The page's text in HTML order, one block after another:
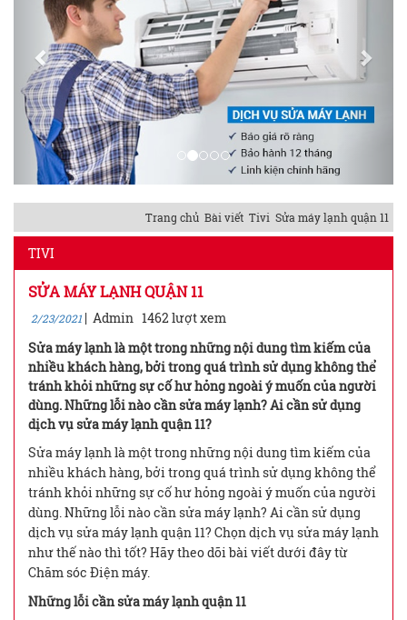
Trang chủ Bài viết Tivi Sửa máy lạnh quận 11
TIVI
SỬA MÁY LẠNH QUẬN 11
2/23/2021 | Admin 1462 lượt xem
Sửa máy lạnh là một trong những nội dung tìm kiếm của
nhiều khách hàng, bởi trong quá trình sử dụng không thể
tránh khỏi những sự cố hư hỏng ngoài ý muốn của người
dùng. Những lỗi nào cần sửa máy lạnh? Ai cần sử dụng
dịch vụ sửa máy lạnh quận 11?
Sửa máy lạnh là một trong những nội dung tìm kiếm của
nhiều khách hàng, bởi trong quá trình sử dụng không thể
tránh khỏi những sự cố hư hỏng ngoài ý muốn của người
dùng. Những lỗi nào cần sửa máy lạnh? Ai cần sử dụng
dịch vụ sửa máy lạnh quận 11? Chọn dịch vụ sửa máy lạnh
như thế nào thì tốt? Hãy theo dõi bài viết dưới đây từ
Chăm sóc Điện máy.
Những lỗi cần sửa máy lạnh quận 11